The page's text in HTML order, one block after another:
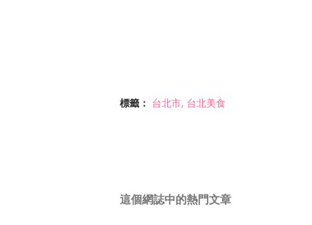
標籤： 台北市 台北美食
這個網誌中的熱門文章